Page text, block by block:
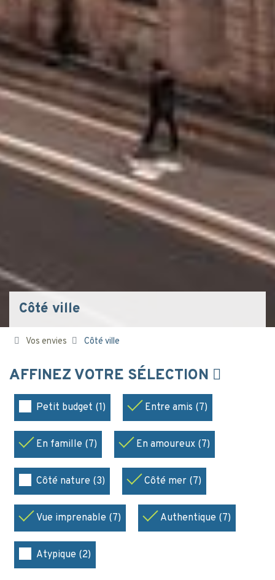
Côté ville
Vos envies Côté ville
AFFINEZ VOTRE SÉLECTION
Petit budget (1) Entre amis (7)
En famille (7) En amoureux (7)
Côté nature (3) Côté mer (7)
Vue imprenable (7) Authentique (7)
Atypique (2)